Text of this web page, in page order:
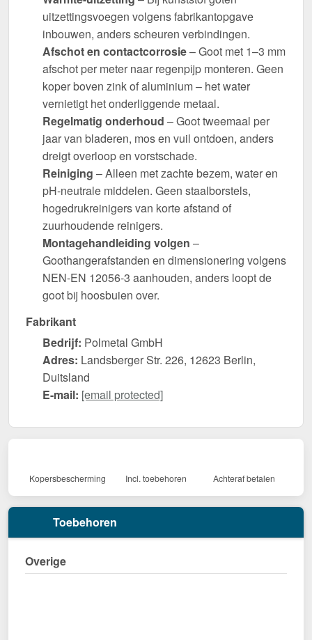
uitzettingsvoegen volgens fabrikantopgave
inbouwen, anders scheuren verbindingen.
Afschot en contactcorrosie– Goot met 1–3 mm
afschot per meter naar regenpijp monteren. Geen
koper boven zink of aluminium – het water
vernietigt het onderliggende metaal.
Regelmatig onderhoud – Goot tweemaal per
jaar van bladeren, mos en vuil ontdoen, anders
dreigt overloop en vorstschade.
Reiniging – Alleen met zachte bezem, water en
pH-neutrale middelen. Geen staalborstels,
hogedrukreinigers van korte afstand of
zuurhoudende reinigers.
Montagehandleiding volgen –
Goothangerafstanden en dimensionering volgens
NEN-EN 12056-3 aanhouden, anders loopt de
goot bij hoosbuien over.
Fabrikant
Bedrijf: Polmetal GmbH
Adres: Landsberger Str. 226, 12623 Berlin,
Duitsland
E-mail: [email protected]
Kopersbescherming Incl. toebehoren Achteraf betalen
Toebehoren
Overige